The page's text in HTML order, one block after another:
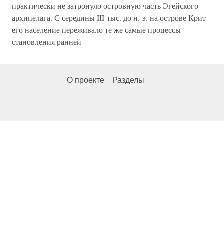
практически не затронуло островную часть Эгейского
архипелага. С середины III тыс. до н. э. на острове Крит
его население переживало те же самые процессы
становления ранней
О проекте Разделы